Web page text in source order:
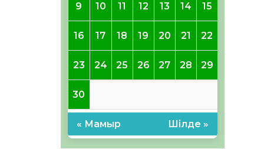
9 10 11 12 13 14 15
16 17 18 19 20 21 22
23 24 25 26 27 28 29
30
« Мамыр Шілде »